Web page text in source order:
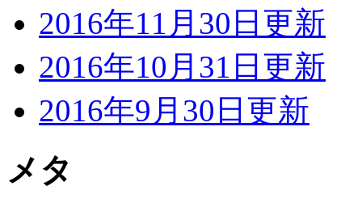
2016年11月30日更新
2016年10月31日更新
2016年9月30日更新
メタ